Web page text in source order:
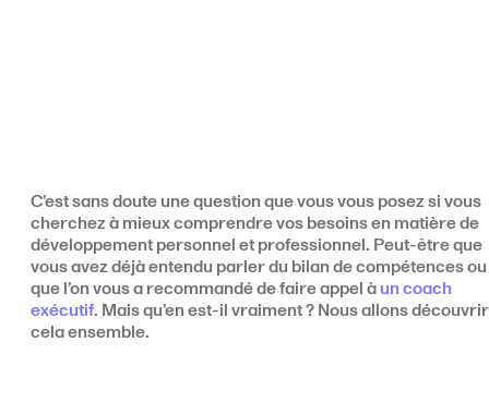
C’est sans doute une question que vous vous posez si vous
cherchez à mieux comprendre vos besoins en matière de
développement personnel et professionnel. Peut-être que
vous avez déjà entendu parler du bilan de compétences ou
que l’on vous a recommandé de faire appel àun coach
exécutif. Mais qu’en est-il vraiment ? Nous allons découvrir
cela ensemble.